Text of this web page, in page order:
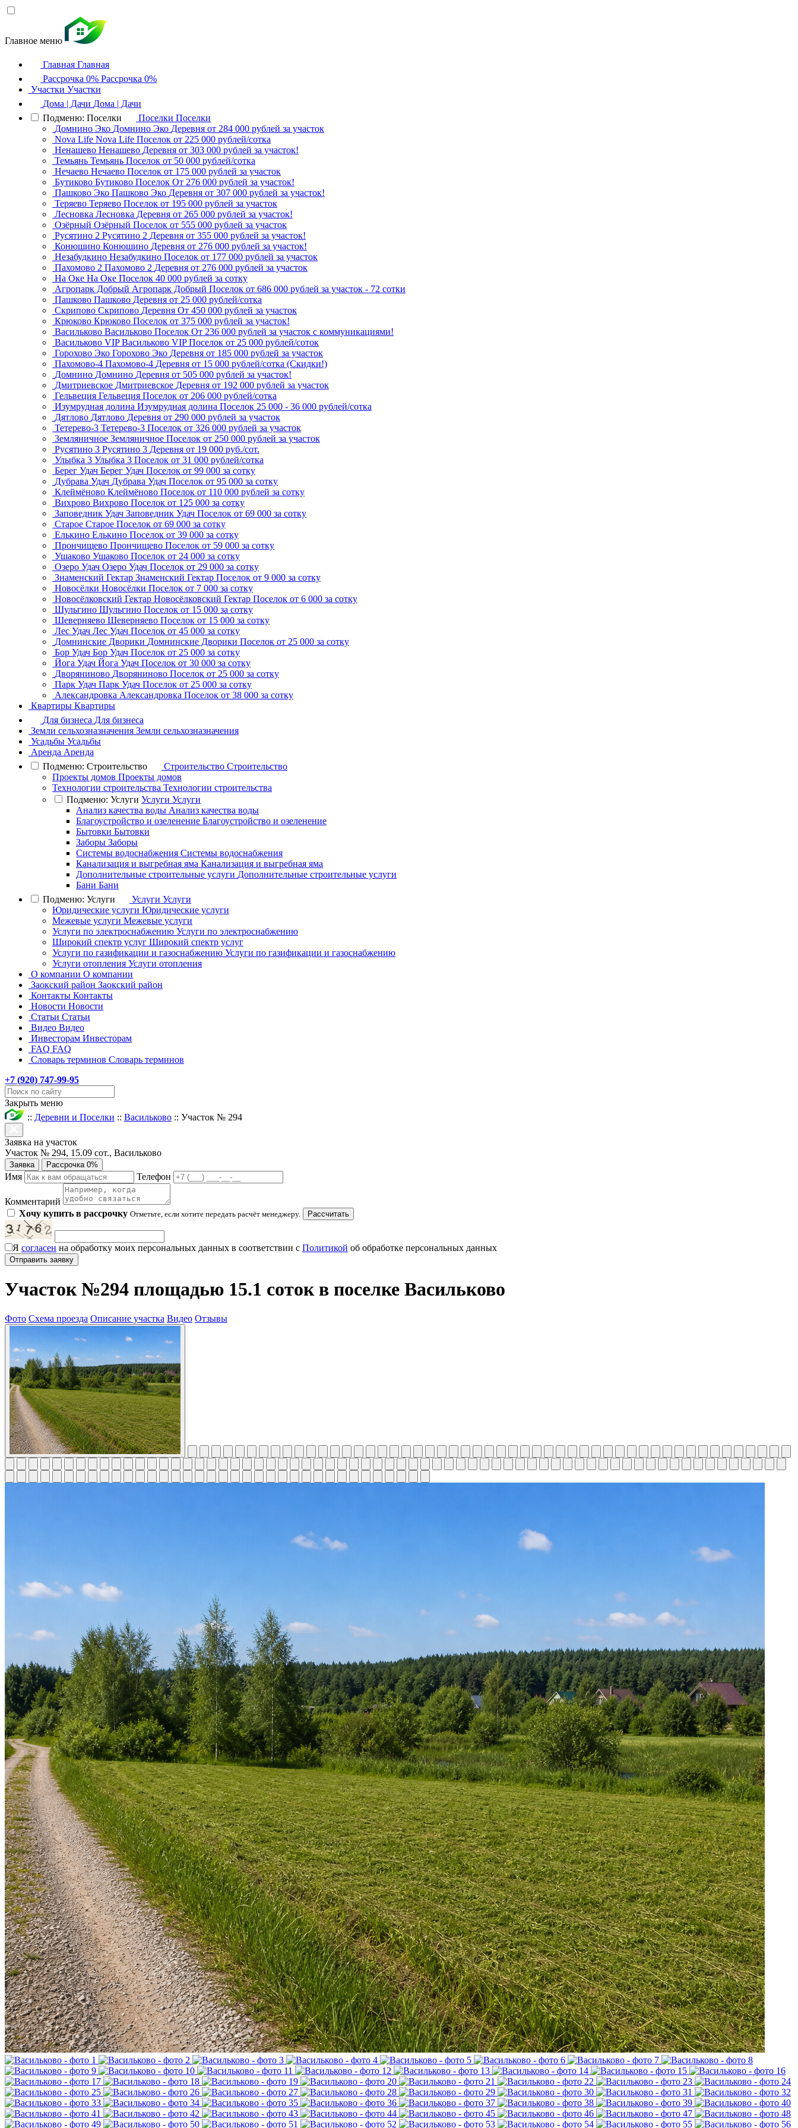
Главное меню
Главная Главная
Рассрочка 0% Рассрочка 0%
Участки Участки
Дома | Дачи Дома | Дачи
Подменю: Поселки
Поселки Поселки
Домнино Эко Домнино Эко Деревня от 284 000 рублей за участок
Nova Life Nova Life Поселок от 225 000 рублей/сотка
Ненашево Ненашево Деревня от 303 000 рублей за участок!
Темьянь Темьянь Поселок от 50 000 рублей/сотка
Нечаево Нечаево Поселок от 175 000 рублей за участок
Бутиково Бутиково Поселок От 276 000 рублей за участок!
Пашково Эко Пашково Эко Деревня от 307 000 рублей за участок!
Теряево Теряево Поселок от 195 000 рублей за участок
Лесновка Лесновка Деревня от 265 000 рублей за участок!
Озёрный Озёрный Поселок от 555 000 рублей за участок
Русятино 2 Русятино 2 Деревня от 355 000 рублей за участок!
Конюшино Конюшино Деревня от 276 000 рублей за участок!
Незабудкино Незабудкино Поселок от 177 000 рублей за участок
Пахомово 2 Пахомово 2 Деревня от 276 000 рублей за участок
На Оке На Оке Поселок 40 000 рублей за сотку
Агропарк Добрый Агропарк Добрый Поселок от 686 000 рублей за участок - 72 сотки
Пашково Пашково Деревня от 25 000 рублей/сотка
Скрипово Скрипово Деревня От 450 000 рублей за участок
Крюково Крюково Поселок от 375 000 рублей за участок!
Васильково Васильково Поселок От 236 000 рублей за участок с коммуникациями!
Васильково VIP Васильково VIP Поселок от 25 000 рублей/соток
Горохово Эко Горохово Эко Деревня от 185 000 рублей за участок
Пахомово-4 Пахомово-4 Деревня от 15 000 рублей/сотка (Скидки!)
Домнино Домнино Деревня от 505 000 рублей за участок!
Дмитриевское Дмитриевское Деревня от 192 000 рублей за участок
Гельвеция Гельвеция Поселок от 206 000 рублей/сотка
Изумрудная долина Изумрудная долина Поселок 25 000 - 36 000 рублей/сотка
Дятлово Дятлово Деревня от 290 000 рублей за участок
Тетерево-3 Тетерево-3 Поселок от 326 000 рублей за участок
Земляничное Земляничное Поселок от 250 000 рублей за участок
Русятино 3 Русятино 3 Деревня от 19 000 руб./сот.
Улыбка 3 Улыбка 3 Поселок от 31 000 рублей/сотка
Берег Удач Берег Удач Поселок от 99 000 за сотку
Дубрава Удач Дубрава Удач Поселок от 95 000 за сотку
Клеймёново Клеймёново Поселок от 110 000 рублей за сотку
Вихрово Вихрово Поселок от 125 000 за сотку
Заповедник Удач Заповедник Удач Поселок от 69 000 за сотку
Старое Старое Поселок от 69 000 за сотку
Елькино Елькино Поселок от 39 000 за сотку
Прончищево Прончищево Поселок от 59 000 за сотку
Ушаково Ушаково Поселок от 24 000 за сотку
Озеро Удач Озеро Удач Поселок от 29 000 за сотку
Знаменский Гектар Знаменский Гектар Поселок от 9 000 за сотку
Новосёлки Новосёлки Поселок от 7 000 за сотку
Новосёлковский Гектар Новосёлковский Гектар Поселок от 6 000 за сотку
Шульгино Шульгино Поселок от 15 000 за сотку
Шеверняево Шеверняево Поселок от 15 000 за сотку
Лес Удач Лес Удач Поселок от 45 000 за сотку
Домнинские Дворики Домнинские Дворики Поселок от 25 000 за сотку
Бор Удач Бор Удач Поселок от 25 000 за сотку
Йога Удач Йога Удач Поселок от 30 000 за сотку
Дворяниново Дворяниново Поселок от 25 000 за сотку
Парк Удач Парк Удач Поселок от 25 000 за сотку
Александровка Александровка Поселок от 38 000 за сотку
Квартиры Квартиры
Для бизнеса Для бизнеса
Земли сельхозназначения Земли сельхозназначения
Усадьбы Усадьбы
Аренда Аренда
Подменю: Строительство
Строительство Строительство
Проекты домов Проекты домов
Технологии строительства Технологии строительства
Подменю: Услуги Услуги Услуги
Анализ качества воды Анализ качества воды
Благоустройство и озеленение Благоустройство и озеленение
Бытовки Бытовки
Заборы Заборы
Системы водоснабжения Системы водоснабжения
Канализация и выгребная яма Канализация и выгребная яма
Дополнительные строительные услуги Дополнительные строительные услуги
Бани Бани
Подменю: Услуги
Услуги Услуги
Юридические услуги Юридические услуги
Межевые услуги Межевые услуги
Услуги по электроснабжению Услуги по электроснабжению
Широкий спектр услуг Широкий спектр услуг
Услуги по газификации и газоснабжению Услуги по газификации и газоснабжению
Услуги отопления Услуги отопления
О компании О компании
Заокский район Заокский район
Контакты Контакты
Новости Новости
Статьи Статьи
Видео Видео
Инвесторам Инвесторам
FAQ FAQ
Словарь терминов Словарь терминов
+7 (920) 747-99-95
Закрыть меню
:: Деревни и Поселки :: Васильково :: Участок № 294
Заявка на участок
Участок № 294, 15.09 сот., Васильково
Заявка Рассрочка 0%
Имя Телефон
Комментарий
Хочу купить в рассрочку Отметьте, если хотите передать расчёт менеджеру. Рассчитать
Я согласен на обработку моих персональных данных в соответствии с Политикой об обработке персональных данных
Участок №294 площадью 15.1 соток в поселке Васильково
Фото Схема проезда Описание участка Видео Отзывы